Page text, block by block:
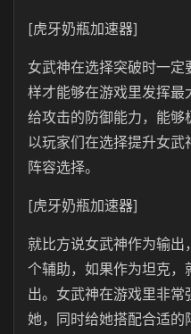
[虎牙奶瓶加速器]
女武神在选择突破时一
样才能够在游戏里发挥
给攻击的防御能力，能
以玩家们在选择提升女
阵容选择。
[虎牙奶瓶加速器]
就比方说女武神作为输
个辅助，如果作为坦克
出。女武神在游戏里非
她，同时给她搭配合适